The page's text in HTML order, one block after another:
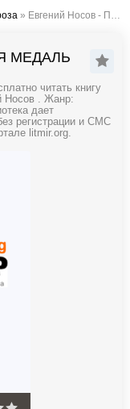
» Евгений Носов - Памятная медаль
МЕДАЛЬ
читать книгу
Носов . Жанр:
дает
регистрации и СМС
litmir.org.